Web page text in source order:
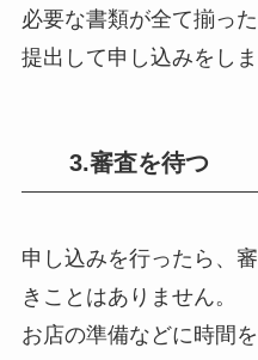
必要な書類が全て揃っ
提出して申し込みをしま
3.審査を待つ
申し込みを行ったら、
きことはありません。
お店の準備などに時間